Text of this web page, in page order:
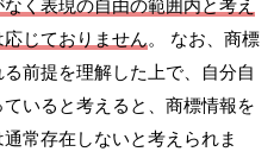
く表現の自由の範囲内と考え
じておりません。 なお、商標
前提を理解した上で、自分自
いると考えると、商標情報を
常存在しないと考えられま